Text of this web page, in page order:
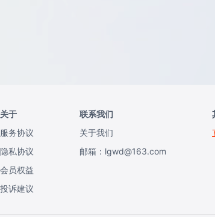
关于
服务协议
隐私协议
会员权益
投诉建议
联系我们
关于我们
邮箱：lgwd@163.com